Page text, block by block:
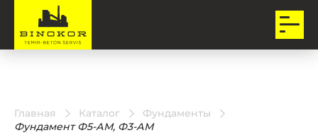
Главная Каталог
Фундаменты
Фундамент Ф5-АМ, Ф3-АМ